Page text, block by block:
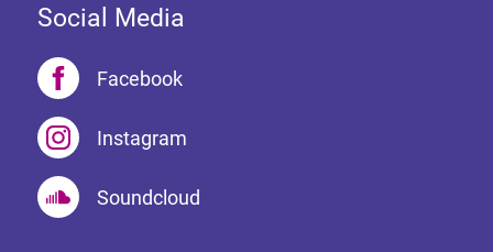
Social Media
Facebook
Instagram
Soundcloud